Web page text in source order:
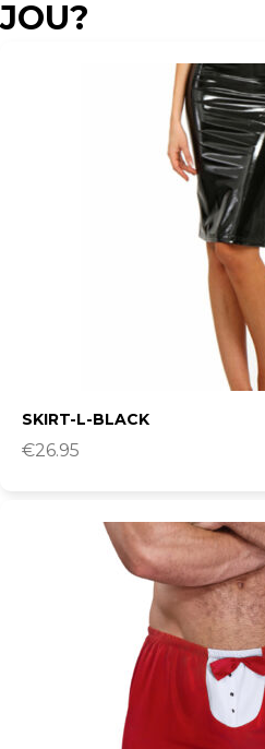
JOU?
SKIRT-L-BLACK
€26.95